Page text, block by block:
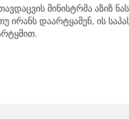
მინისტრმა აზიზ
ირანს დაარტყამენ, ის